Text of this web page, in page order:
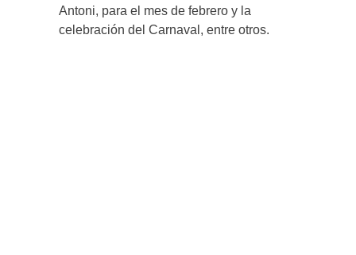
Antoni, para el mes de febrero y la
celebración del Carnaval, entre otros.